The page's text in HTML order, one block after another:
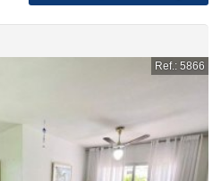
Ref.: 5866